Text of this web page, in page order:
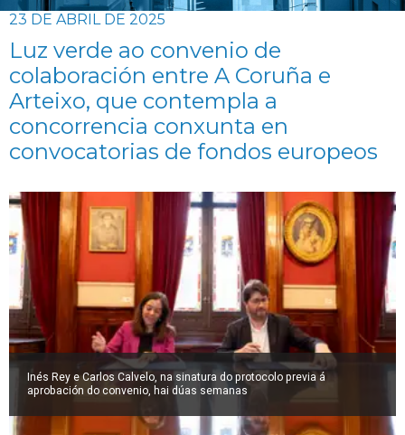
23 DE ABRIL DE 2025
Luz verde ao convenio de
colaboración entre A Coruña e
Arteixo, que contempla a
concorrencia conxunta en
convocatorias de fondos europeos
Inés Rey e Carlos Calvelo, na sinatura do protocolo previa á
aprobación do convenio, hai dúas semanas